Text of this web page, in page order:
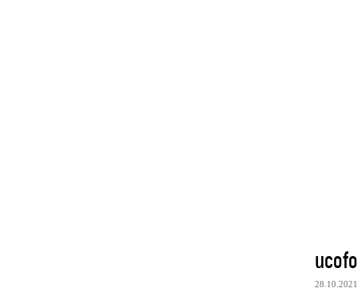
28.10.2021